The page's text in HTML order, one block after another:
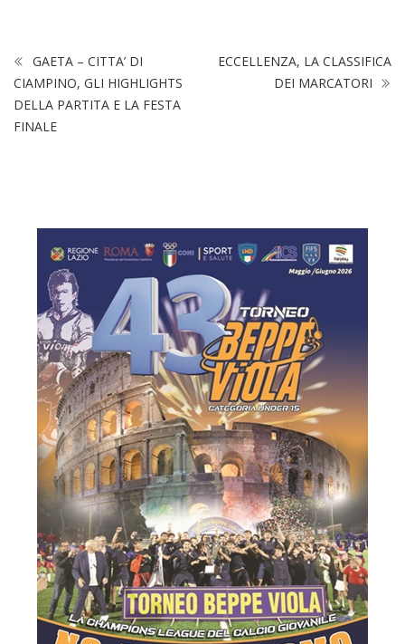
GAETA – CITTA’ DI
CIAMPINO, GLI HIGHLIGHTS
DELLA PARTITA E LA FESTA
FINALE
ECCELLENZA, LA CLASSIFICA
DEI MARCATORI